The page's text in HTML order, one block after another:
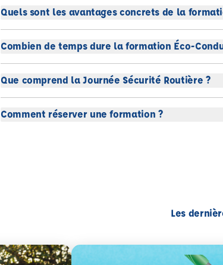
Quels sont les avantages concrets de la
Combien de temps dure la formation Éco-
Que comprend la Journée Sécurité Routière ?
Comment réserver une formation ?
Les